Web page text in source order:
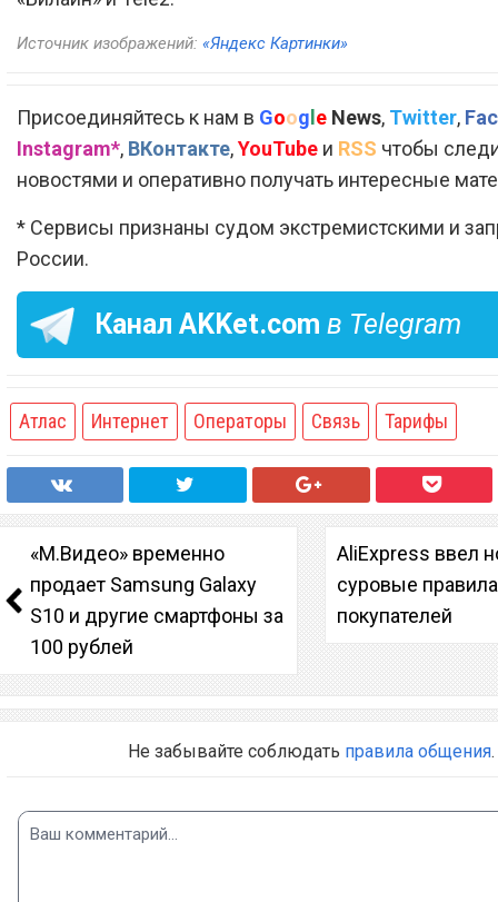
Источник изображений: «Яндекс Картинки»
Присоединяйтесь к нам в Google News, Twitter,
Instagram*, ВКонтакте,YouTube и RSS чтобы
новостями и оперативно получать интересные
* Сервисы признаны судом экстремистскими и
России.
Канал AKKet.com в Telegram
Атлас Интернет Операторы Связь Тарифы
«М.Видео» временно
продает Samsung Galaxy
S10 и другие смартфоны за
100 рублей
AliExpress ввел
суровые
покупателей
Не забывайте соблюдать правила общения.